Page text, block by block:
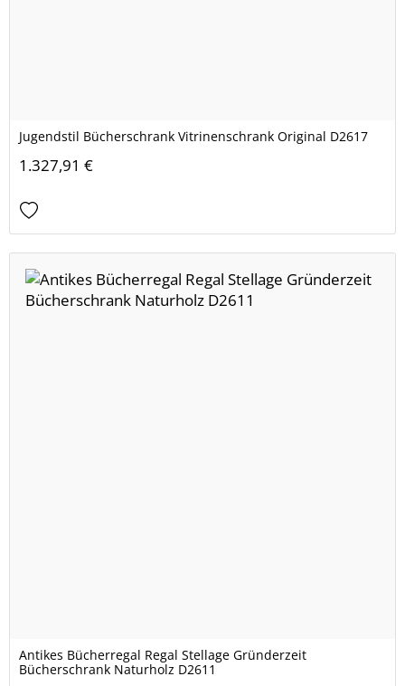
Jugendstil Bücherschrank Vitrinenschrank Original D2617
1.327,91 €
Antikes Bücherregal Regal Stellage Gründerzeit
Bücherschrank Naturholz D2611